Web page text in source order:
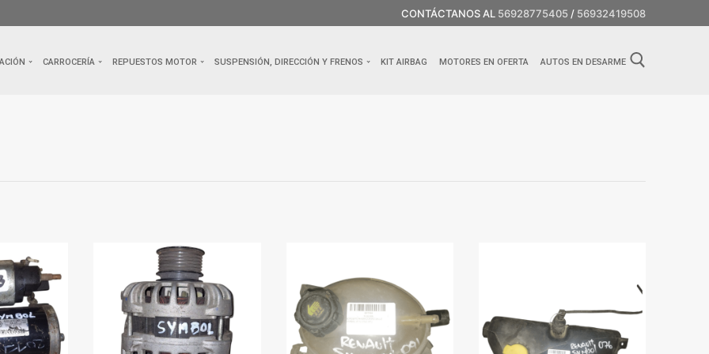
CONTÁCTANOS AL 56928775405 / 56932419508
CARROCERÍA REPUESTOS MOTOR SUSPENSIÓN, DIRECCIÓN Y FRENOS KIT AIRBAG MOTORES EN OFERTA AUTOS EN DESARME